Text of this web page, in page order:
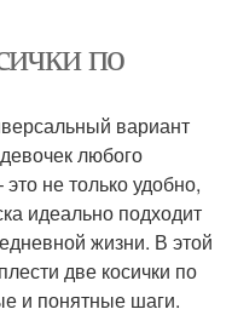
по
вариант
любого
не только удобно,
идеально подходит
жизни. В этой
две косички по
и понятные шаги.